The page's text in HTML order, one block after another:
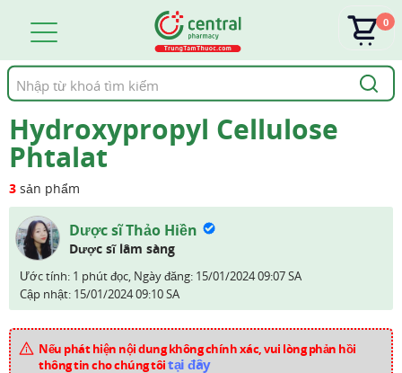
Tìm
kiếm
0
Hydroxypropyl Cellulose
Phtalat
3 sản phẩm
Dược sĩ Thảo Hiền
Dược sĩ lâm sàng
Ước tính: 1 phút đọc, Ngày đăng: 15/01/2024 09:07 SA
Cập nhật: 15/01/2024 09:10 SA
Nếu phát hiện nội dung không chính xác, vui lòng phản hồi
thông tin cho chúng tôitại đây